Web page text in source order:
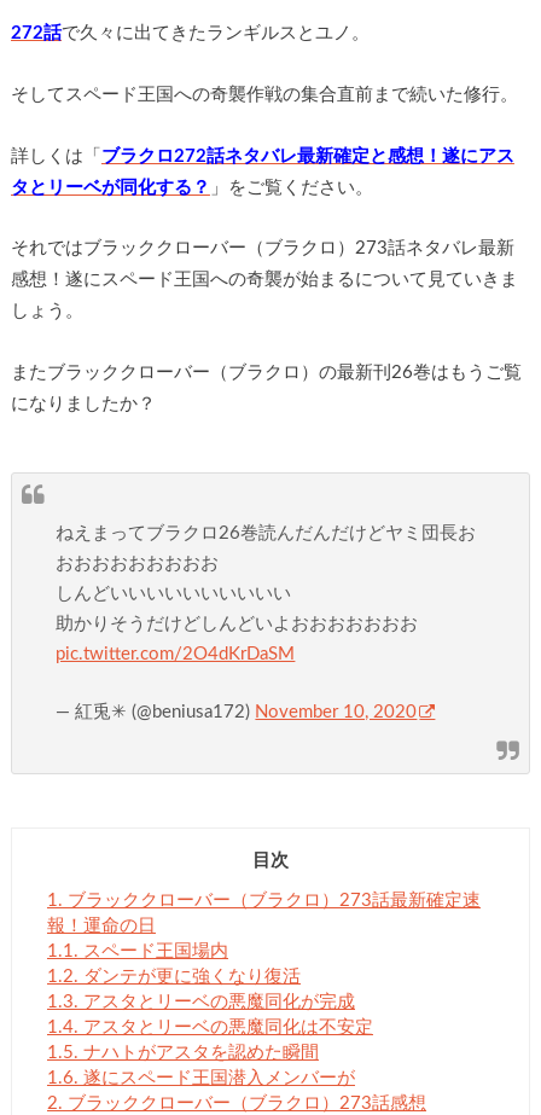
272話で久々に出てきたランギルスとユノ。
そしてスペード王国への奇襲作戦の集合直前まで続いた修行。
詳しくは「 ブラクロ272話ネタバレ最新確定と感想！遂にアス
タとリーベが同化する？ 」をご覧ください。
それではブラッククローバー（ブラクロ）273話ネタバレ最新
感想！遂にスペード王国への奇襲が始まるについて見ていきま
しょう。
またブラッククローバー（ブラクロ）の最新刊26巻はもうご覧
になりましたか？
ねえまってブラクロ26巻読んだんだけどヤミ団長お
おおおおおおおおお
しんどいいいいいいいいいい
助かりそうだけどしんどいよおおおおおおお
pic.twitter.com/2O4dKrDaSM
— 紅兎✳ (@beniusa172) November 10, 2020
目次
1. ブラッククローバー（ブラクロ）273話最新確定速
報！運命の日
1.1. スペード王国場内
1.2. ダンテが更に強くなり復活
1.3. アスタとリーベの悪魔同化が完成
1.4. アスタとリーベの悪魔同化は不安定
1.5. ナハトがアスタを認めた瞬間
1.6. 遂にスペード王国潜入メンバーが
2. ブラッククローバー（ブラクロ）273話感想